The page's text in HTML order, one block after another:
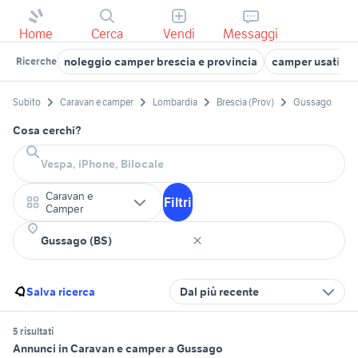
Home Cerca Vendi Messaggi
Ricerche noleggio camper brescia e provincia camper usati
Subito Caravan e camper Lombardia Brescia (Prov) Gussago
Cosa cerchi?
Caravan e
Camper
Filtri
Salva ricerca Dal più recente
5 risultati
Annunci in Caravan e camper a Gussago